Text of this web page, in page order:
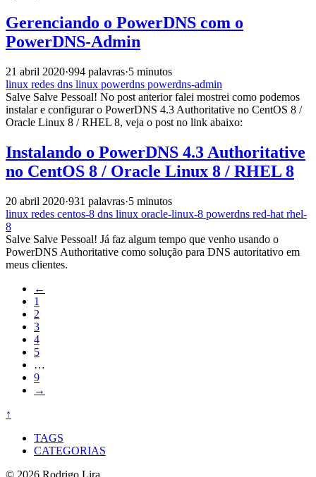
Gerenciando o PowerDNS com o
PowerDNS-Admin
21 abril 2020·994 palavras·5 minutos
linux redes dns linux powerdns powerdns-admin
Salve Salve Pessoal! No post anterior falei mostrei como podemos
instalar e configurar o PowerDNS 4.3 Authoritative no CentOS 8 /
Oracle Linux 8 / RHEL 8, veja o post no link abaixo:
Instalando o PowerDNS 4.3 Authoritative
no CentOS 8 / Oracle Linux 8 / RHEL 8
20 abril 2020·931 palavras·5 minutos
linux redes centos-8 dns linux oracle-linux-8 powerdns red-hat rhel-
8
Salve Salve Pessoal! Já faz algum tempo que venho usando o
PowerDNS Authoritative como solução para DNS autoritativo em
meus clientes.
←
1
2
3
4
5
…
9
→
↑
TAGS
CATEGORIAS
© 2026 Rodrigo Lira